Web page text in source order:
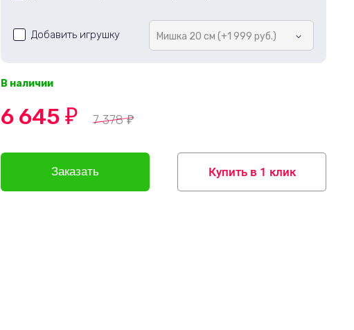
Добавить игрушку Мишка 20 см (+1 999 руб.)
В наличии
6 645 ₽ 7 378₽
Купить в 1 клик